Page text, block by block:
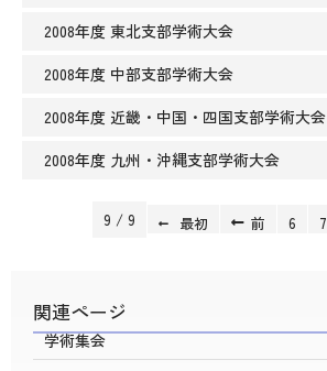
2008年度 東北支部学術大会
2008年度 中部支部学術大会
2008年度 近畿・中国・四国支部学術大会
2008年度 九州・沖縄支部学術大会
9 / 9 最初 前 6 7
関連ページ
学術集会